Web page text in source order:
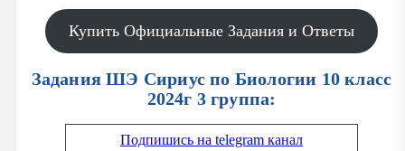
Купить Официальные Задания и Ответы
Задания ШЭ Сириус по Биологии 10 класс
2024г 3 группа:
Подпишись на telegram канал